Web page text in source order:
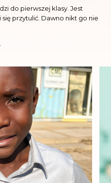
do pierwszej klasy. Jest
się przytulić. Dawno nikt go nie
na którą Moses cierpi,